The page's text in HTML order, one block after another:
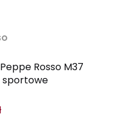
Rosso M37
sportowe